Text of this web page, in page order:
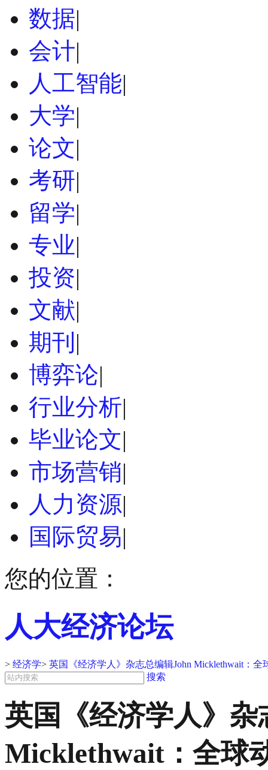
数据|
会计|
人工智能|
大学|
论文|
考研|
留学|
专业|
投资|
文献|
期刊 |
博弈论|
行业分析|
毕业论文|
市场营销|
人力资源|
国际贸易|
您的位置：
人大经济论坛
> 经济学> 英国《经济学人》杂志总编辑John Micklethwait：全
搜索
英国《经济学人》杂
Micklethwait：全球